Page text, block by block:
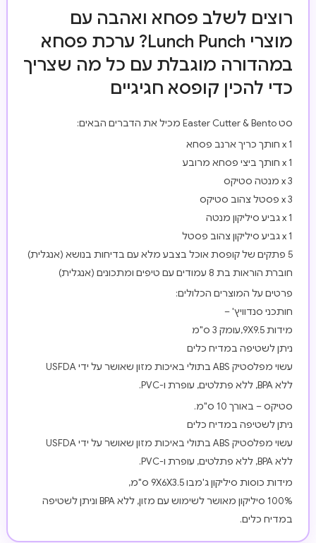
רוצים לשלב פסחא ואהבה עם
מוצרי Lunch Punch? ערכת פסחא
במהדורה מוגבלת עם כל מה שצריך
כדי להכין קופסא חגיגיים
סט Easter Cutter & Bento מכיל את הדברים הבאים:
1 x חותך כריך ארנב פסחא
1 x חותך ביצי פסחא מרובע
3 x מנטה סטיקס
3 x פסטל צהוב סטיקס
1 x גביע סיליקון מנטה
1 x גביע סיליקון צהוב פסטל
5 פתקים של קופסת אוכל בצבע מלא עם בדיחות בנושא (אנגלית)
חוברת הוראות בת 8 עמודים עם טיפים ומתכונים (אנגלית)
פרטים על המוצרים הכלולים:
חותכני סנדוויץ' –
מידות 9X9.5,עומק 3 ס"מ
ניתן לשטיפה במדיח כלים
עשוי מפלסטיק ABS בתולי באיכות מזון שאושר על ידי USFDA
ללא BPA, ללא פתלטים, עופרת ו-PVC.
סטיקס – באורך 10 ס"מ.
ניתן לשטיפה במדיח כלים
עשוי מפלסטיק ABS בתולי באיכות מזון שאושר על ידי USFDA
ללא BPA, ללא פתלטים, עופרת ו-PVC.
מידות כוסות סיליקון ג'מבו 9X6X3.5 ס"מ,
100% סיליקון מאושר לשימוש עם מזון, ללא BPA וניתן לשטיפה
במדיח כלים.